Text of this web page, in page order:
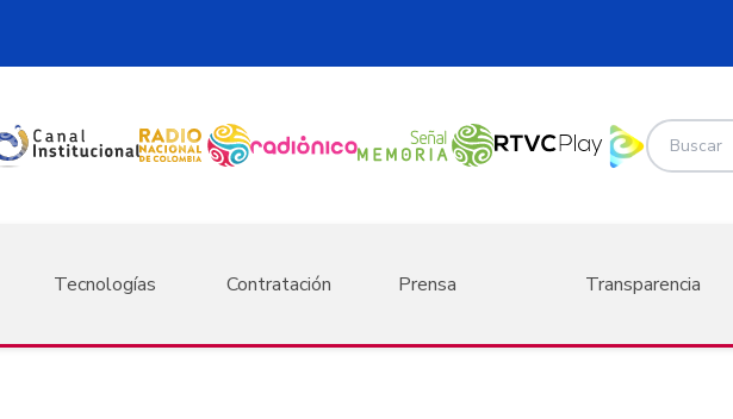
Tecnologías Contratación Prensa Transparencia